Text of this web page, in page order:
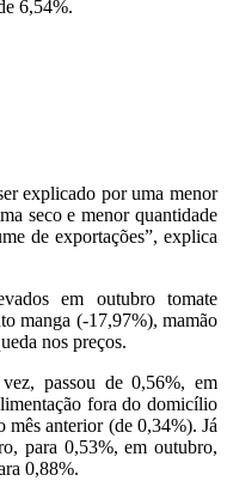
6,54%.
explicado por uma menor
seco e menor quantidade
de exportações”, explica
em outubro tomate
manga (-17,97%), mamão
nos preços.
passou de 0,56%, em
fora do domicílio
mês anterior (de 0,34%). Já
para 0,53%, em outubro,
0,88%.